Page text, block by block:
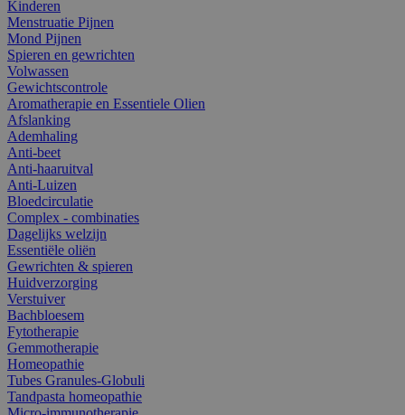
Kinderen
Menstruatie Pijnen
Mond Pijnen
Spieren en gewrichten
Volwassen
Gewichtscontrole
Aromatherapie en Essentiele Olien
Afslanking
Ademhaling
Anti-beet
Anti-haaruitval
Anti-Luizen
Bloedcirculatie
Complex - combinaties
Dagelijks welzijn
Essentiële oliën
Gewrichten & spieren
Huidverzorging
Verstuiver
Bachbloesem
Fytotherapie
Gemmotherapie
Homeopathie
Tubes Granules-Globuli
Tandpasta homeopathie